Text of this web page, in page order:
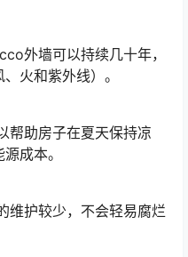
外墙可以持续几十年，
火和紫外线）。
帮助房子在夏天保持凉
成本。
维护较少，不会轻易腐烂